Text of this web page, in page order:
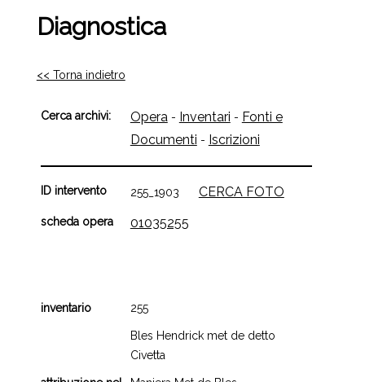
Diagnostica
<< Torna indietro
Cerca archivi: Opera - Inventari - Fonti e
Documenti - Iscrizioni
ID intervento 255_1903 CERCA FOTO
scheda opera 01035255
inventario 255
Bles Hendrick met de detto
Civetta